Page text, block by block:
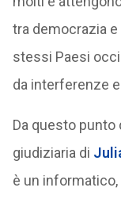
tra democrazia
stessi Paesi
da interferenze
Da questo punto
giudiziaria di
è un